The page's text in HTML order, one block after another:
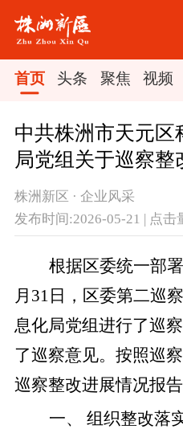
首页 头条 聚焦 视频
中共株洲市天元区
局党组关于巡察整
株洲新区 · 企业风采
发布时间:2026-05-21 | 点击
根据区委统一部署
月 31 日，区委第二巡
息化局党组进行了巡察
了巡察意见。 按照巡
巡察整改进展情况报告
一、 组织整改落